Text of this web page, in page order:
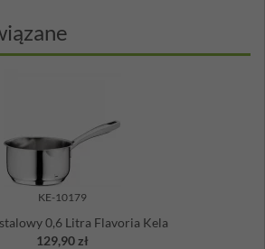
wewnątrz
objętość napełnienia;
dnozostało wykonane przy użyciu
Flavoria jest odpowiednia dla
w tym kuchenek indukcyjnych i może
a z pokrywką do 180°C. Naczynia kuchenne
świetne właściwości, jeśli chodzi o
nadają się do przypiekania mięsa,
KE-10179
0,6 Litra Flavoria Kela
129,90 zł